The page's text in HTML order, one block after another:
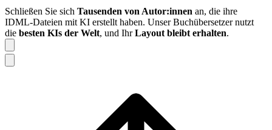
Schließen Sie sich Tausenden von Autor:innen an, die ihre
IDML-Dateien mit KI erstellt haben. Unser Buchübersetzer nutzt
die besten KIs der Welt, und IhrLayout bleibt erhalten.